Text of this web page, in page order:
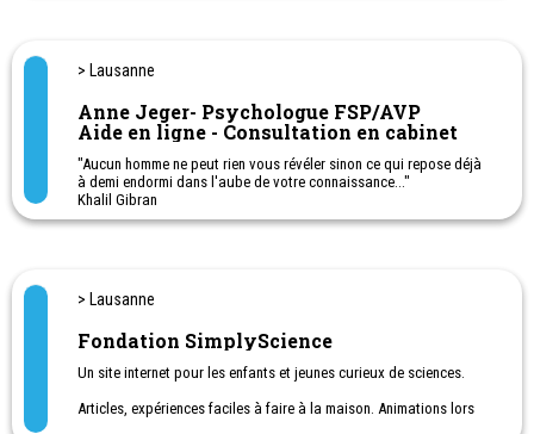
Nous proposons également une permanence de conseils et
d'écoute (plus d'informations sur notre site).
Enfin, nous sensibilisons la population au harcèlement scolaire
par le biais d’interventions sur demande et par des informations
> Lausanne
Anne Jeger- Psychologue FSP/AVP
Aide en ligne - Consultation en cabinet
"Aucun homme ne peut rien vous révéler sinon ce qui repose déjà
à demi endormi dans l'aube de votre connaissance..."
Khalil Gibran
> Lausanne
Fondation SimplyScience
Un site internet pour les enfants et jeunes curieux de sciences.
Articles, expériences faciles à faire à la maison. Animations lors